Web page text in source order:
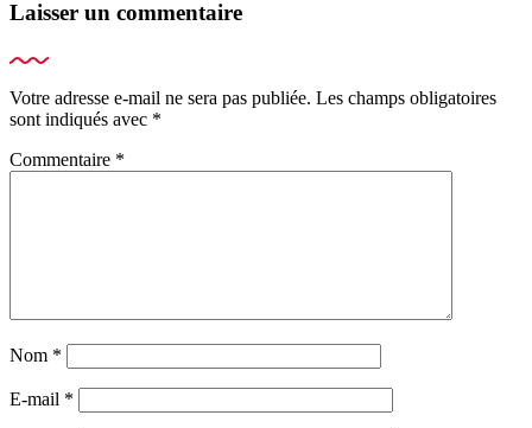
Laisser un commentaire
Votre adresse e-mail ne sera pas publiée. Les champs obligatoires
sont indiqués avec *
Commentaire *
Nom *
E-mail *